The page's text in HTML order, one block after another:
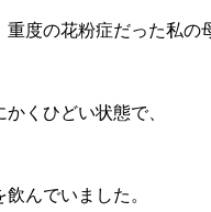
度の花粉症だった私の
くひどい状態で、
んでいました。